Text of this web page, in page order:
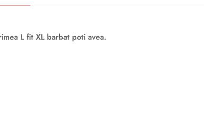
L fit XL barbat poti avea.